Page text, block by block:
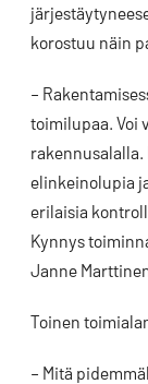
korostuu näin
–
toimilupaa. Voi
elinkeinolupia
erilaisia
Kynnys
Janne
Toinen
– Mitä